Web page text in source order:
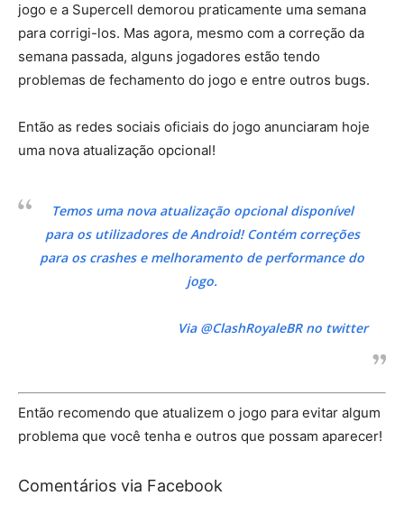
jogo e a Supercell demorou praticamente uma semana
para corrigi-los. Mas agora, mesmo com a correção da
semana passada, alguns jogadores estão tendo
problemas de fechamento do jogo e entre outros bugs.
Então as redes sociais oficiais do jogo anunciaram hoje
uma nova atualização opcional!
Temos uma nova atualização opcional disponível
para os utilizadores de Android! Contém correções
para os crashes e melhoramento de performance do
jogo.
Via @ClashRoyaleBR no twitter
Então recomendo que atualizem o jogo para evitar algum
problema que você tenha e outros que possam aparecer!
Comentários via Facebook